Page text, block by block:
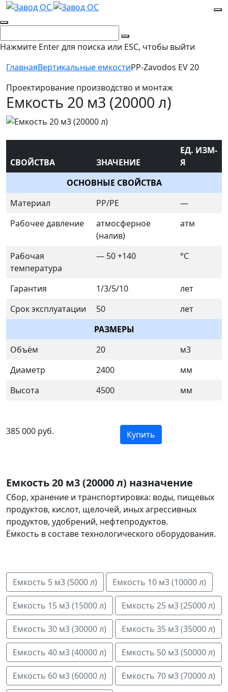
Нажмите Enter для поиска или ESC, чтобы выйти
ГлавнаяВертикальные емкостиPP-Zavodos EV 20
Проектирование производство и монтаж
Емкость 20 м3 (20000 л)
СВОЙСТВА ЗНАЧЕНИЕ
ЕД. ИЗМ-
Я
ОСНОВНЫЕ СВОЙСТВА
Материал
PP/PE
—
Рабочее давление
атмосферное
(налив)
атм
Рабочая
температура
— 50 +140 °C
Гарантия 1/3/5/10
лет
Срок эксплуатации
50
лет
РАЗМЕРЫ
Объём
20
м3
Диаметр
2400
мм
Высота
4500 мм
385 000 руб. Купить
Емкость 20 м3 (20000 л) назначение
Сбор, хранение и транспортировка: воды, пищевых
продуктов, кислот, щелочей, иных агрессивных
продуктов, удобрений, нефтепродуктов.
Ёмкость в составе технологического оборудования.
Емкость 5 м3 (5000 л) Емкость 10 м3 (10000 л)
Емкость 15 м3 (15000 л) Емкость 25 м3 (25000 л)
Емкость 30 м3 (30000 л) Емкость 35 м3 (35000 л)
Емкость 40 м3 (40000 л) Емкость 50 м3 (50000 л)
Емкость 60 м3 (60000 л) Емкость 70 м3 (70000 л)